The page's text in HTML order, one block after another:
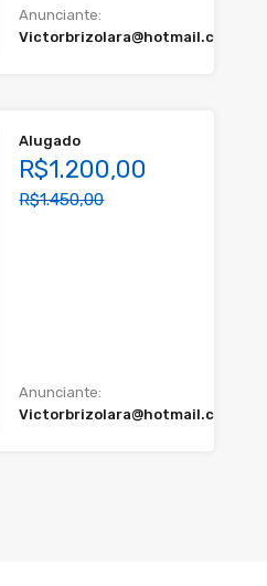
Anunciante:
Victorbrizolara@hotmail.com
Alugado
R$1.200,00
R$1.450,00
Anunciante:
Victorbrizolara@hotmail.com